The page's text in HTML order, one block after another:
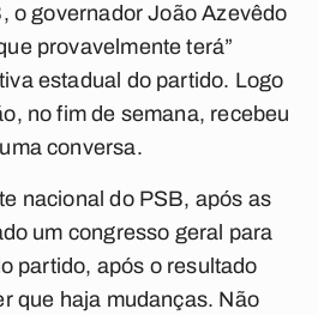
o governador João Azevêdo
provavelmente terá”
estadual do partido. Logo
no fim de semana, recebeu
conversa.
nacional do PSB, após as
um congresso geral para
partido, após o resultado
que haja mudanças. Não